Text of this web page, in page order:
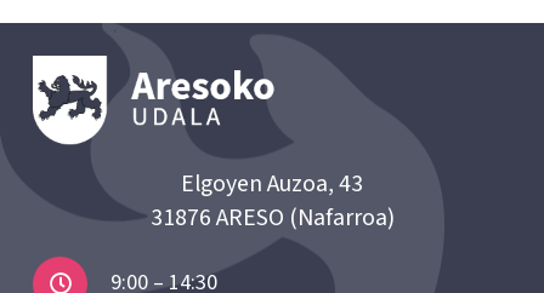
Elgoyen Auzoa, 43
31876 ARESO (Nafarroa)
9:00 – 14:30